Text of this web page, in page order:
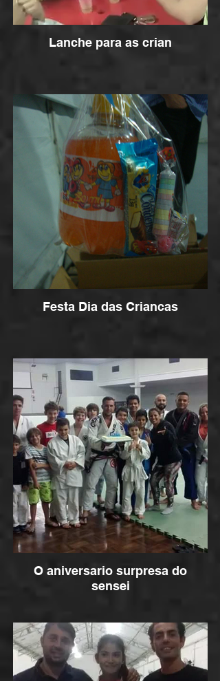
Lanche para as crian
Festa Dia das Criancas
O aniversario surpresa do
sensei